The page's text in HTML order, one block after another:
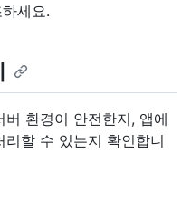
세요.
환경이 안전한지, 앱에
할 수 있는지 확인합니